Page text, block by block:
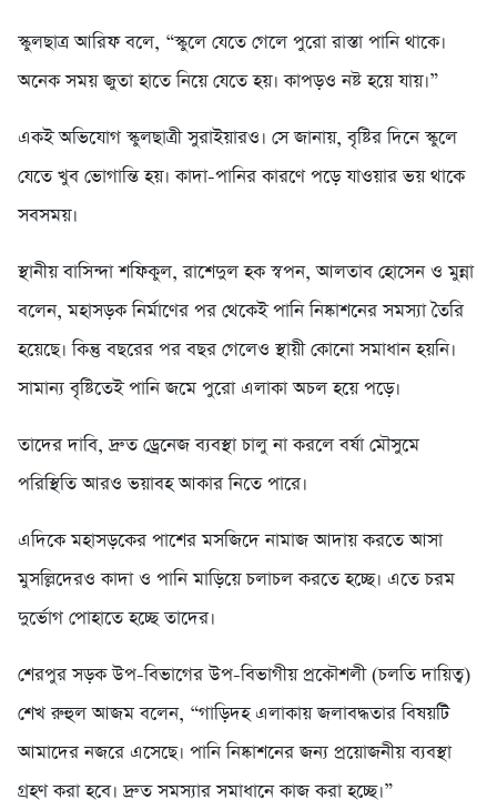
স্কুলছাত্র আরিফ বলে, “স্কুলে যেতে গেলে পুরো রাস্তা পানি থাকে।
অনেক সময় জুতা হাতে নিয়ে যেতে হয়। কাপড়ও নষ্ট হয়ে যায়।”
একই অভিযোগ স্কুলছাত্রী সুরাইয়ারও। সে জানায়, বৃষ্টির দিনে স্কুলে
যেতে খুব ভোগান্তি হয়। কাদা-পানির কারণে পড়ে যাওয়ার ভয় থাকে
সবসময়।
স্থানীয় বাসিন্দা শফিকুল, রাশেদুল হক স্বপন, আলতাব হোসেন ও মুন্না
বলেন, মহাসড়ক নির্মাণের পর থেকেই পানি নিষ্কাশনের সমস্যা তৈরি
হয়েছে। কিন্তু বছরের পর বছর গেলেও স্থায়ী কোনো সমাধান হয়নি।
সামান্য বৃষ্টিতেই পানি জমে পুরো এলাকা অচল হয়ে পড়ে।
তাদের দাবি, দ্রুত ড্রেনেজ ব্যবস্থা চালু না করলে বর্ষা মৌসুমে
পরিস্থিতি আরও ভয়াবহ আকার নিতে পারে।
এদিকে মহাসড়কের পাশের মসজিদে নামাজ আদায় করতে আসা
মুসল্লিদেরও কাদা ও পানি মাড়িয়ে চলাচল করতে হচ্ছে। এতে চরম
দুর্ভোগ পোহাতে হচ্ছে তাদের।
শেরপুর সড়ক উপ-বিভাগের উপ-বিভাগীয় প্রকৌশলী (চলতি দায়িত্ব)
শেখ রুহুল আজম বলেন, “গাড়িদহ এলাকায় জলাবদ্ধতার বিষয়টি
আমাদের নজরে এসেছে। পানি নিষ্কাশনের জন্য প্রয়োজনীয় ব্যবস্থা
গ্রহণ করা হবে। দ্রুত সমস্যার সমাধানে কাজ করা হচ্ছে।”